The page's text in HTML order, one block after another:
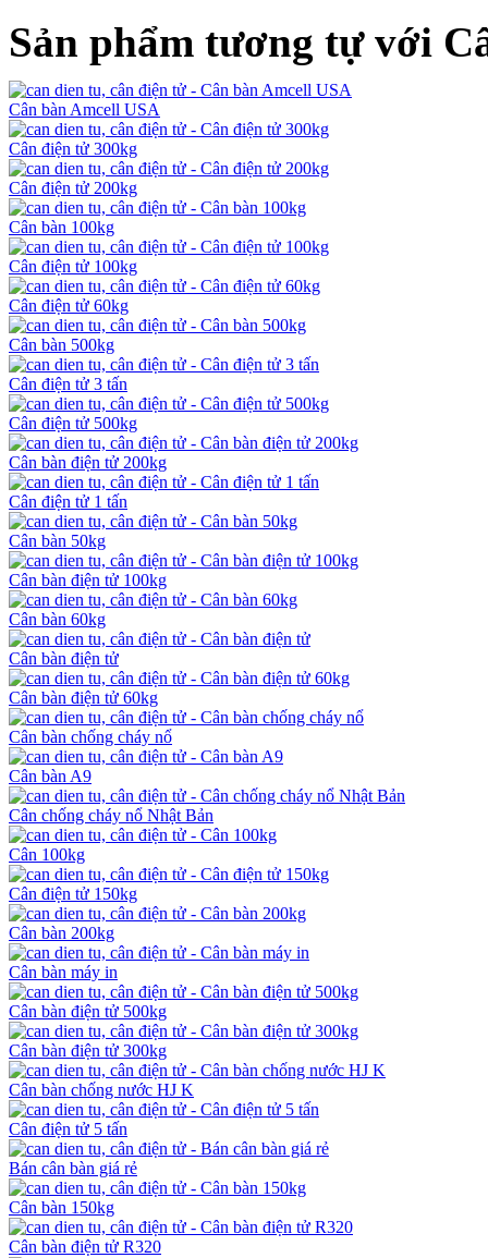
Sản phẩm tương tự với
Cân bàn Amcell USA
Cân điện tử 300kg
Cân điện tử 200kg
Cân bàn 100kg
Cân điện tử 100kg
Cân điện tử 60kg
Cân bàn 500kg
Cân điện tử 3 tấn
Cân điện tử 500kg
Cân bàn điện tử 200kg
Cân điện tử 1 tấn
Cân bàn 50kg
Cân bàn điện tử 100kg
Cân bàn 60kg
Cân bàn điện tử
Cân bàn điện tử 60kg
Cân bàn chống cháy nổ
Cân bàn A9
Cân chống cháy nổ Nhật Bản
Cân 100kg
Cân điện tử 150kg
Cân bàn 200kg
Cân bàn máy in
Cân bàn điện tử 500kg
Cân bàn điện tử 300kg
Cân bàn chống nước HJ K
Cân điện tử 5 tấn
Bán cân bàn giá rẻ
Cân bàn 150kg
Cân bàn điện tử R320